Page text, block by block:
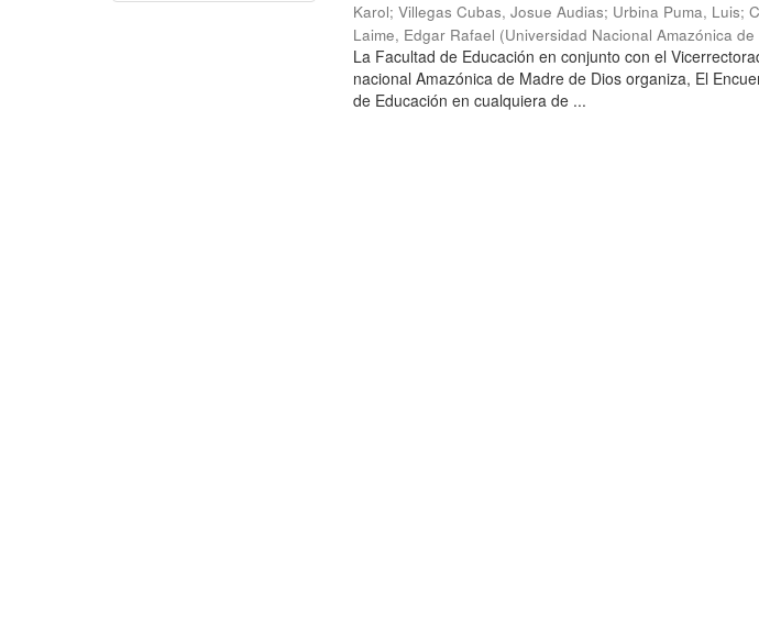
Karol;Villegas Cubas, Josue Audias; Urbina Puma, Luis;
Laime, Edgar Rafael (Universidad Nacional Amazónica
La Facultad de Educación en conjunto con el
nacional Amazónica de Madre de Dios organiza, El
de Educación en cualquiera de ...